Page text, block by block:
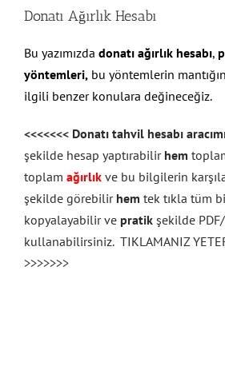
Donatı Ağırlık Hesabı
Bu yazımızda donatı ağırlık hesabı,
yöntemleri,bu yöntemlerin
ilgili benzer konulara değineceğiz.
<<<<<<< Donatı tahvil hesabı
şekilde hesap yaptırabilir hem
toplam ağırlıkve bu bilgilerin
şekilde görebilir hem tek tıkla tüm
kopyalayabilir ve pratikşekilde PDF/
kullanabilirsiniz. TIKLAMANIZ
>>>>>>>